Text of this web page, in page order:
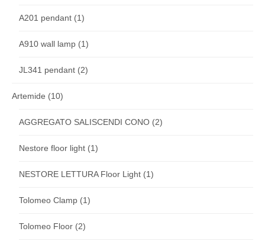
A201 pendant (1)
A910 wall lamp (1)
JL341 pendant (2)
Artemide (10)
AGGREGATO SALISCENDI CONO (2)
Nestore floor light (1)
NESTORE LETTURA Floor Light (1)
Tolomeo Clamp (1)
Tolomeo Floor (2)